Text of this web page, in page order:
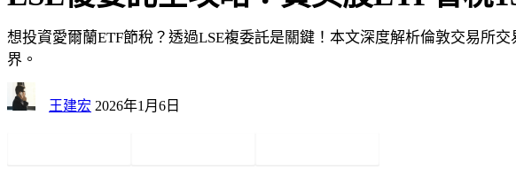
想投資愛爾蘭ETF節稅？透過LSE複委託是關鍵！本文深度解析倫敦交易所
界。
王建宏 2026年1月6日